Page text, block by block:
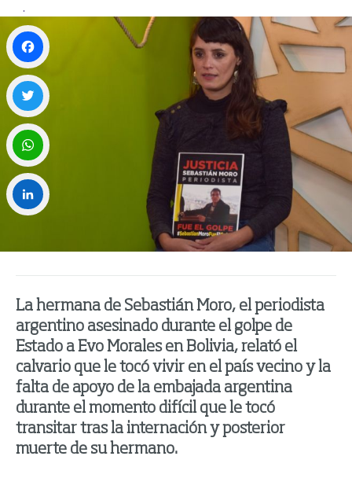
La hermana de Sebastián Moro, el periodista
argentino asesinado durante el golpe de
Estado a Evo Morales en Bolivia, relató el
calvario que le tocó vivir en el país vecino y la
falta de apoyo de la embajada argentina
durante el momento difícil que le tocó
transitar tras la internación y posterior
muerte de su hermano.
Facebook
Twitter
WhatsApp